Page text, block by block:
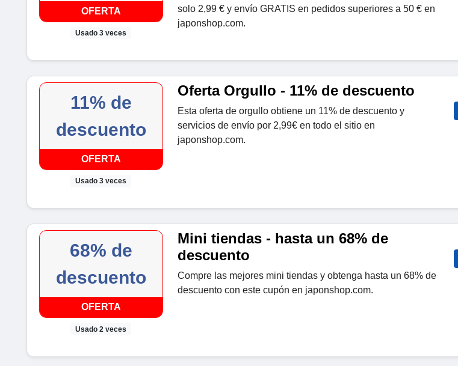
OFERTA
Usado 3 veces
solo 2,99 € y envío GRATIS en pedidos superiores a 50 € en
japonshop.com.
11% de
descuento
OFERTA
Usado 3 veces
Oferta Orgullo - 11% de descuento
Esta oferta de orgullo obtiene un 11% de descuento y
servicios de envío por 2,99€ en todo el sitio en
japonshop.com.
68% de
descuento
OFERTA
Usado 2 veces
Mini tiendas - hasta un 68% de
descuento
Compre las mejores mini tiendas y obtenga hasta un 68% de
descuento con este cupón en japonshop.com.